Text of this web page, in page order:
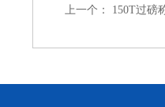
上一个： 150T过磅